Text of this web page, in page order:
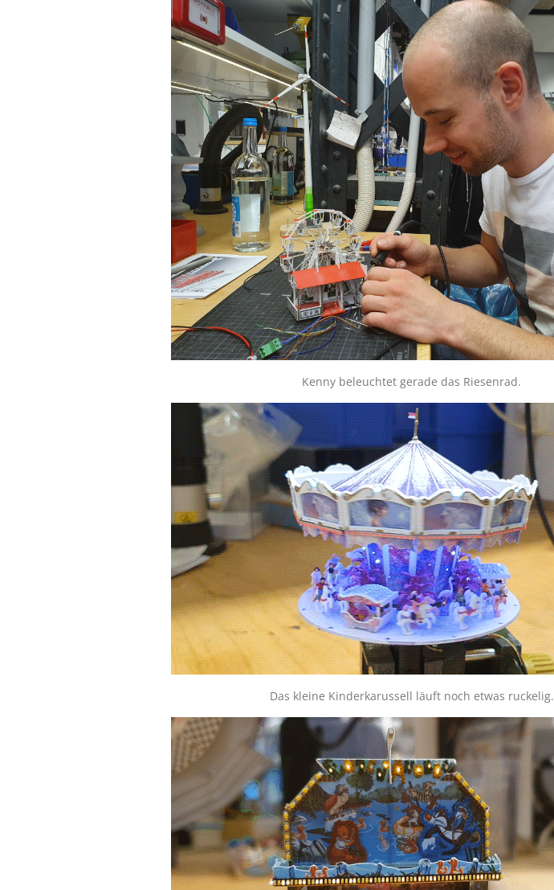
Kenny beleuchtet gerade das Riesenrad.
Das kleine Kinderkarussell läuft noch etwas ruckelig.